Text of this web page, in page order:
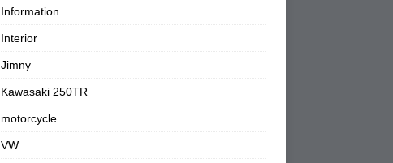
Information
Interior
Jimny
Kawasaki 250TR
motorcycle
VW